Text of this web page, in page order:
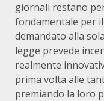
giornali restano
fondamentale per
demandato alla
legge prevede
realmente
prima volta alle
premiando la loro